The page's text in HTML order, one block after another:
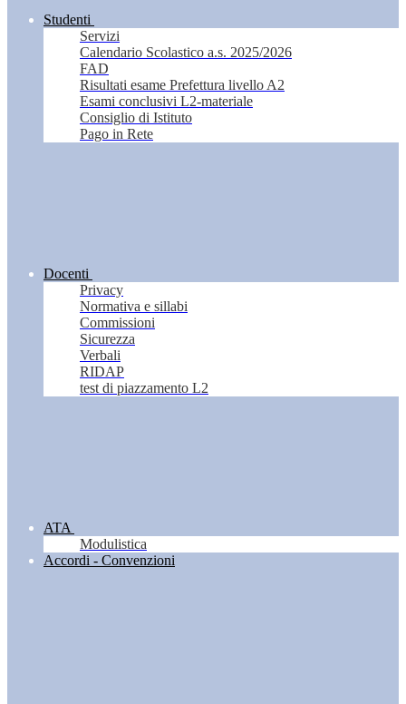
Studenti
Servizi
Calendario Scolastico a.s. 2025/2026
FAD
Risultati esame Prefettura livello A2
Esami conclusivi L2-materiale
Consiglio di Istituto
Pago in Rete
Docenti
Privacy
Normativa e sillabi
Commissioni
Sicurezza
Verbali
RIDAP
test di piazzamento L2
ATA
Modulistica
Accordi - Convenzioni